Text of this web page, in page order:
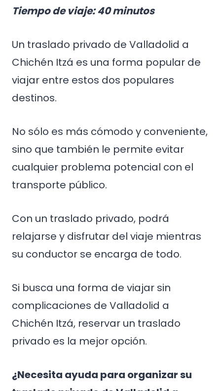
Tiempo de viaje: 40 minutos
Un traslado privado de Valladolid a
Chichén Itzá es una forma popular de
viajar entre estos dos populares
destinos.
No sólo es más cómodo y conveniente,
sino que también le permite evitar
cualquier problema potencial con el
transporte público.
Con un traslado privado, podrá
relajarse y disfrutar del viaje mientras
su conductor se encarga de todo.
Si busca una forma de viajar sin
complicaciones de Valladolid a
Chichén Itzá, reservar un traslado
privado es la mejor opción.
¿Necesita ayuda para organizar su